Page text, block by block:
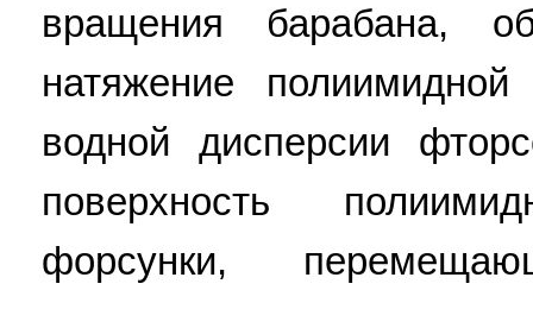
вращения барабана,
натяжение
водной дисперсии
поверхность
форсунки,